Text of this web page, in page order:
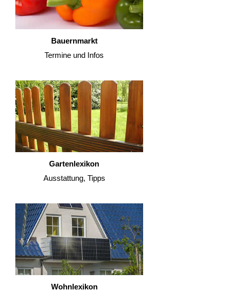
Bauernmarkt
Termine und Infos
Gartenlexikon
Ausstattung, Tipps
Wohnlexikon